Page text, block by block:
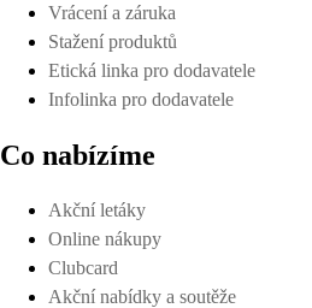
Vrácení a záruka
Stažení produktů
Etická linka pro dodavatele
Infolinka pro dodavatele
Co nabízíme
Akční letáky
Online nákupy
Clubcard
Akční nabídky a soutěže